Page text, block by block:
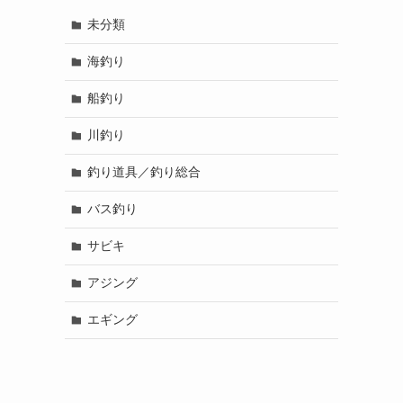
未分類
海釣り
船釣り
川釣り
釣り道具／釣り総合
バス釣り
サビキ
アジング
エギング